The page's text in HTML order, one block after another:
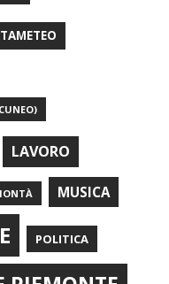
LAVORO
MUSICA
POLITICA